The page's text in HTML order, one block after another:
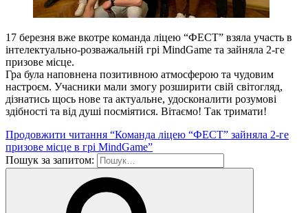
17 березня вже вкотре команда ліцею “ФЕСТ” взяла участь в
інтелектуально-розважальній грі MindGame та зайняла 2-ге
призове місце.
Гра була наповнена позитивною атмосферою та чудовим
настроєм. Учасники мали змогу розширити свій світогляд,
дізнатись щось нове та актуальне, удосконалити розумові
здібності та від душі посміятися. Вітаємо! Так тримати!
Продовжити читання “Команда ліцею “ФЕСТ” зайняла 2-ге
призове місце в грі MindGame”
Пошук за запитом: